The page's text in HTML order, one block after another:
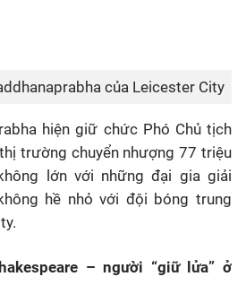
của Leicester City
hiện giữ chức Phó Chủ tịch
trường chuyển nhượng 77 triệu
lớn với những đại gia giải
hề nhỏ với đội bóng trung
– người “giữ lửa” ở